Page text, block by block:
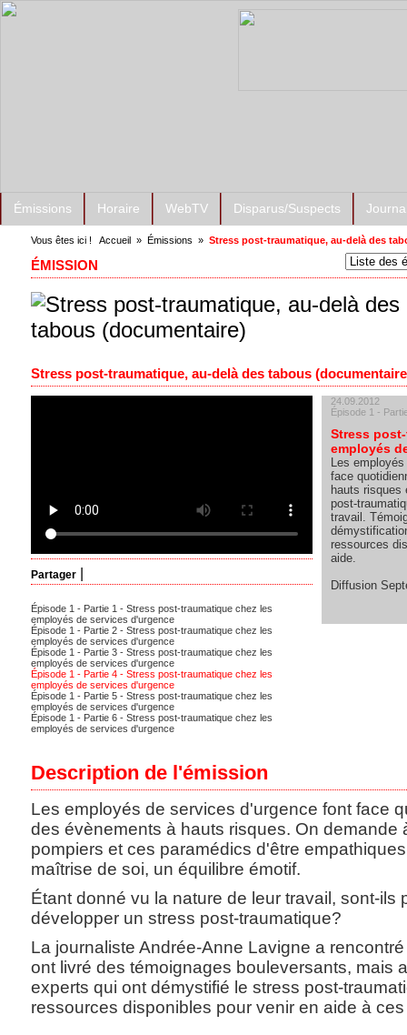
Émissions Horaire WebTV Disparus/Suspects
Vous êtes ici ! Accueil » Émissions » Stress post-traumatique, au-delà des
ÉMISSION
Stress post-traumatique, au-delà des tabous
Partager
Épisode 1 - Partie 1 - Stress post-traumatique chez les
employés de services d'urgence
Épisode 1 - Partie 2 - Stress post-traumatique chez les
employés de services d'urgence
Épisode 1 - Partie 3 - Stress post-traumatique chez les
employés de services d'urgence
Épisode 1 - Partie 4 - Stress post-traumatique chez les
employés de services d'urgence
Épisode 1 - Partie 5 - Stress post-traumatique chez les
employés de services d'urgence
Épisode 1 - Partie 6 - Stress post-traumatique chez les
employés de services d'urgence
24.09.2012
Épisode 1 -
Stress
employés
Les
face
hauts risques
post-
travail.
ressources
aide.
Diffusion
Description de l'émission
Les employés de services d'urgence font face
des évènements à hauts risques. On demande
pompiers et ces paramédics d'être
maîtrise de soi, un équilibre émotif.
Étant donné vu la nature de leur travail, sont-ils
développer un stress post-traumatique?
La journaliste Andrée-Anne Lavigne a
ont livré des témoignages bouleversants, mais
experts qui ont démystifié le stress post-
ressources disponibles pour venir en aide à